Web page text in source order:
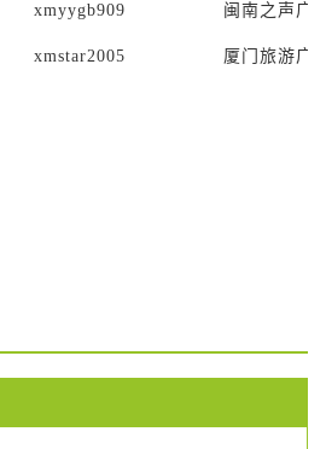
xmyygb909 闽南之声广
xmstar2005 厦门旅游广